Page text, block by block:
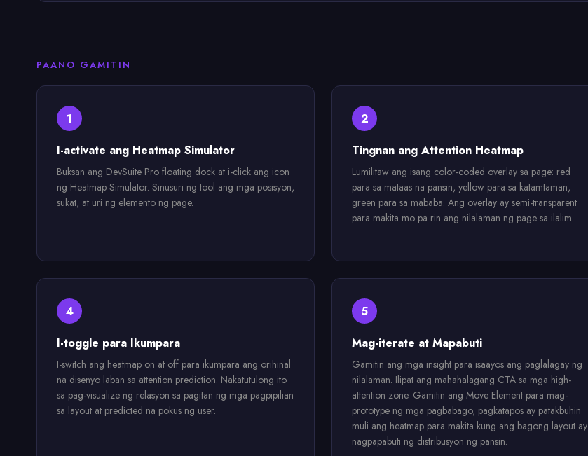
PAANO GAMITIN
1
I-activate ang Heatmap Simulator
Buksan ang DevSuite Pro floating dock at i-click ang icon
ng Heatmap Simulator. Sinusuri ng tool ang mga posisyon,
sukat, at uri ng elemento ng page.
2
Tingnan ang Attention Heatmap
Lumilitaw ang isang color-coded overlay sa page: red
para sa mataas na pansin, yellow para sa katamtaman,
green para sa mababa. Ang overlay ay semi-transparent
para makita mo pa rin ang nilalaman ng page sa ilalim.
4
I-toggle para Ikumpara
I-switch ang heatmap on at off para ikumpara ang orihinal
na disenyo laban sa attention prediction. Nakatutulong ito
sa pag-visualize ng relasyon sa pagitan ng mga pagpipilian
sa layout at predicted na pokus ng user.
5
Mag-iterate at Mapabuti
Gamitin ang mga insight para isaayos ang paglalagay ng
nilalaman. Ilipat ang mahahalagang CTA sa mga high-
attention zone. Gamitin ang Move Element para mag-
prototype ng mga pagbabago, pagkatapos ay patakbuhin
muli ang heatmap para makita kung ang bagong layout ay
nagpapabuti ng distribusyon ng pansin.